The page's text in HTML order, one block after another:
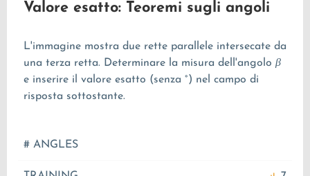
Valore esatto: Teoremi sugli angoli
L'immagine mostra due rette parallele intersecate da
una terza retta. Determinare la misura dell'angolo β
e inserire il valore esatto (senza °) nel campo di
risposta sottostante.
# ANGLES